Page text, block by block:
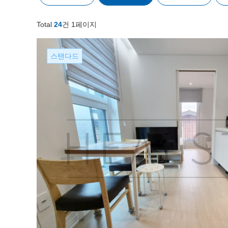
Total 24건 1페이지
스탠다드